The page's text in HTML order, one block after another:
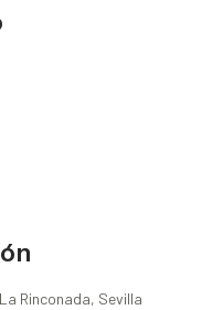
Rinconada, Sevilla